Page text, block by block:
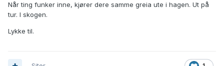
Når ting funker inne, kjører dere samme greia ute i hagen. Ut på
tur. I skogen.
Lykke til.